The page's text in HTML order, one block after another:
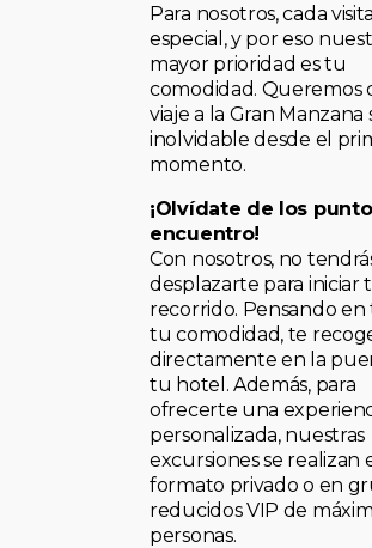
Para nosotros, cada
especial, y por eso
mayor prioridad es tu
comodidad. Queremos
viaje a la Gran Manzana
inolvidable desde el
momento.
¡Olvídate de los
encuentro!
Con nosotros, no
desplazarte para iniciar
recorrido. Pensando en
tu comodidad, te
directamente en la
tu hotel. Además, para
ofrecerte una
personalizada, nuestras
excursiones se realizan
formato privado o en
reducidos VIP de
personas.